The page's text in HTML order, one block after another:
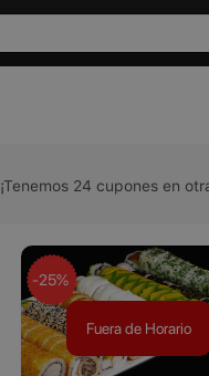
¡Tenemos 24 cupones en
Fuera de Horario
-25%